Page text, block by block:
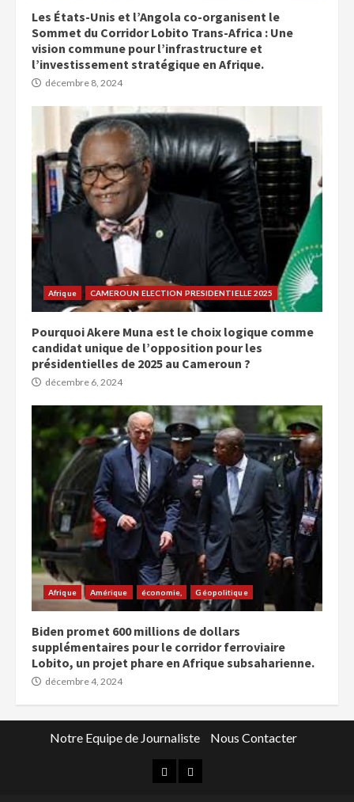
Les États-Unis et l’Angola co-organisent le
Sommet du Corridor Lobito Trans-Africa : Une
vision commune pour l’infrastructure et
l’investissement stratégique en Afrique.
décembre 8, 2024
Afrique CAMEROUN ELECTION PRESIDENTIELLE 2025
Pourquoi Akere Muna est le choix logique comme
candidat unique de l’opposition pour les
présidentielles de 2025 au Cameroun ?
décembre 6, 2024
Afrique Amérique économie, Géopolitique
Biden promet 600 millions de dollars
supplémentaires pour le corridor ferroviaire
Lobito, un projet phare en Afrique subsaharienne.
décembre 4, 2024
Notre Equipe de Journaliste Nous Contacter